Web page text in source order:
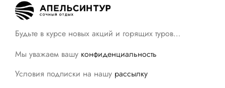
Будьте в курсе новых акций и горящих туров…
Мы уважаем вашу конфиденциальность
Условия подписки на нашу рассылку